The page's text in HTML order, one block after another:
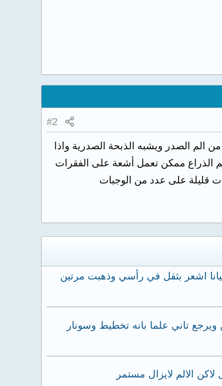
#2
الم الصدر ويشبه الذبحة الصدرية واذا
الذراع ممكن تعمل أشعة على الفقرات
قليلة على عدد من الوجبات
اشعر بثقل في رأسي وذهبت مرتين
تاني علما بانه تخطيط وسونار
الالم لايزال مستمر